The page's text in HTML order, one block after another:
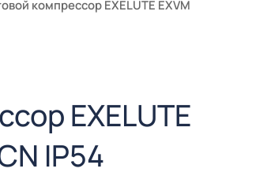
компрессор EXELUTE EXVM
EXELUTE
IP54